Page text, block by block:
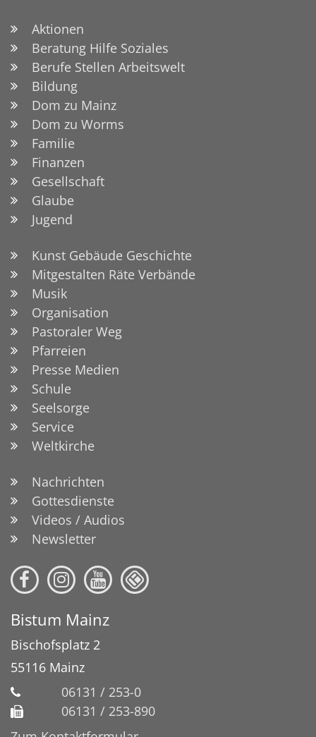
Aktionen
Beratung Hilfe Soziales
Berufe Stellen Arbeitswelt
Bildung
Dom zu Mainz
Dom zu Worms
Familie
Finanzen
Gesellschaft
Glaube
Jugend
Kunst Gebäude Geschichte
Mitgestalten Räte Verbände
Musik
Organisation
Pastoraler Weg
Pfarreien
Presse Medien
Schule
Seelsorge
Service
Weltkirche
Nachrichten
Gottesdienste
Videos / Audios
Newsletter
Bistum Mainz
Bischofsplatz 2
55116 Mainz
06131 / 253-0
06131 / 253-890